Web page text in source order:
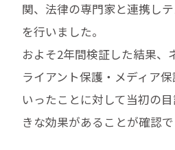
関、法律の専門家と連携し
を行いました。
およそ2年間検証した結果、
ライアント保護・メディア
いったことに対して当初の
きな効果があることが確認で